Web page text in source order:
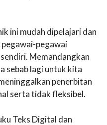
ini mudah dipelajari dan
pegawai-pegawai
Memandangkan
sebab lagi untuk kita
penerbitan
serta tidak fleksibel.
Teks Digital dan